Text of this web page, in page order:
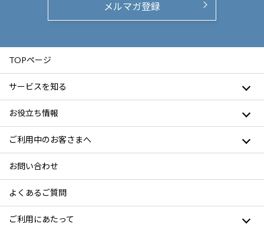
メルマガ登録
TOPページ
サービスを知る
お役立ち情報
ご利用中のお客さまへ
お問い合わせ
よくあるご質問
ご利用にあたって